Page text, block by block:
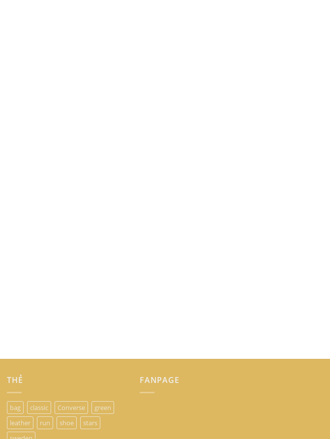
THẺ
bag classic Converse
green
leather
run shoe
stars
FANPAGE